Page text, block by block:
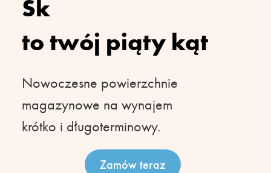
to twój piąty kąt
Nowoczesne powierzchnie
magazynowe na wynajem
krótko i długoterminowy.
Zamów teraz